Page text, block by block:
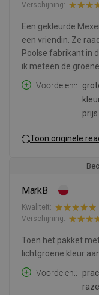
Verschijning:
Een gekleurde
een vriendin. Ze
Poolse fabrikant in
ik meteen de
Voordelen:
prijs
Toon originele
MarkB
Kwaliteit:
Verschijning:
Toen het pakket
lichtgroene kleur
Voordelen: